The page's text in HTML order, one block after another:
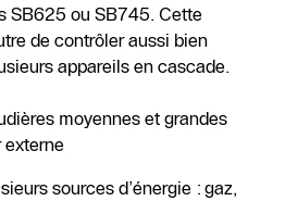
SB625 ou SB745. Cette
de contrôler aussi bien
appareils en cascade.
moyennes et grandes
externe
sources d’énergie : gaz,